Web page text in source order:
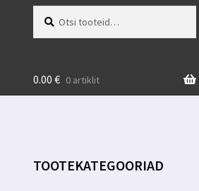
0.00 € 0 artiklit
TOOTEKATEGOORIAD